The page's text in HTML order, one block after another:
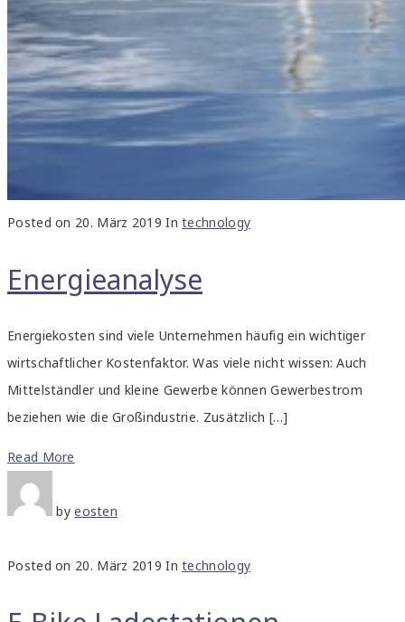
Posted on 20. März 2019 Intechnology
Energieanalyse
Energiekosten sind viele Unternehmen häufig ein wichtiger
wirtschaftlicher Kostenfaktor. Was viele nicht wissen: Auch
Mittelständler und kleine Gewerbe können Gewerbestrom
beziehen wie die Großindustrie. Zusätzlich […]
Read More
byeosten
Posted on 20. März 2019 Intechnology